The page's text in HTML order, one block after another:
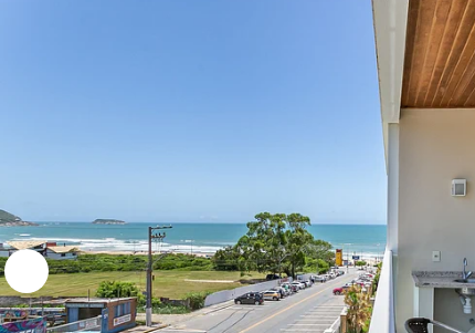
6 razões para investir no mercado de Short Stay
4 Trilhas em Florianópolis: Explore as Belezas